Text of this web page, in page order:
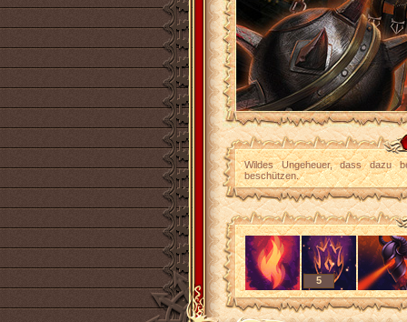
Wildes Ungeheuer, dass dazu
beschützen.
5